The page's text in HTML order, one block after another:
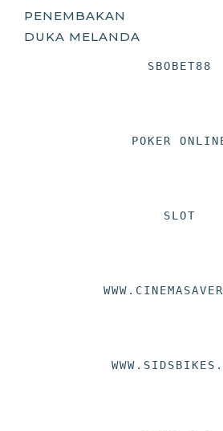
PENEMBAKAN
DUKA MELANDA
SBOBET88
POKER
SLOT